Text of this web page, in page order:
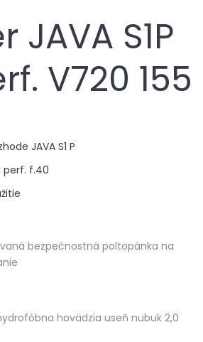
JAVA S1P
V720 155
JAVA S1 P
perf. f.40
bezpečnostná poltopánka na
hovädzia useň nubuk 2,0